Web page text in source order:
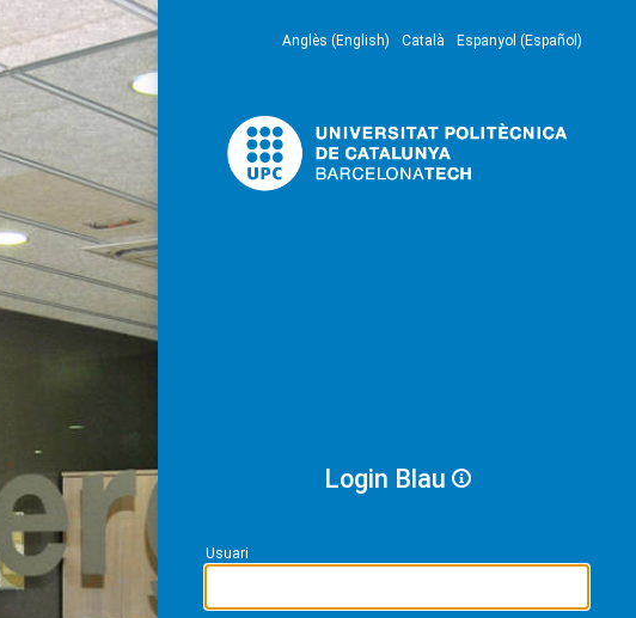
Anglès (English) Català Espanyol (Español)
Login Blau
Usuari